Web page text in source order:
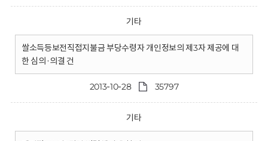
기타
쌀소득등보전직접지불금 부당수령자 개인정보의 제3자 제공에 대
한 심의·의결 건
2013-10-28 35797
기타